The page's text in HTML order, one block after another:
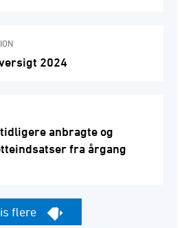
2024
anbragte og
fra årgang
flere